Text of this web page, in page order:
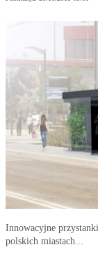
Innowacyjne
polskich miastach...